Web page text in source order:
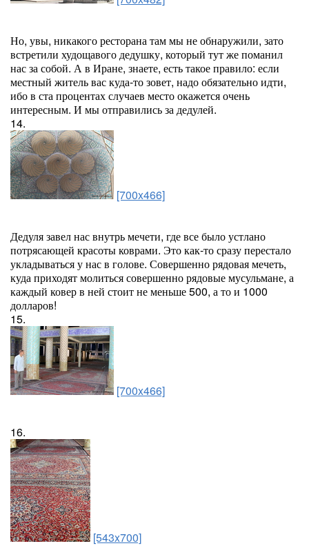
Но, увы, никакого ресторана там мы не обнаружили, зато
встретили худощавого дедушку, который тут же поманил
нас за собой. А в Иране, знаете, есть такое правило: если
местный житель вас куда-то зовет, надо обязательно идти,
ибо в ста процентах случаев место окажется очень
интересным. И мы отправились за дедулей.
14.
[700x466]
Дедуля завел нас внутрь мечети, где все было устлано
потрясающей красоты коврами. Это как-то сразу перестало
укладываться у нас в голове. Совершенно рядовая мечеть,
куда приходят молиться совершенно рядовые мусульмане, а
каждый ковер в ней стоит не меньше 500, а то и 1000
долларов!
15.
[700x466]
16.
[543x700]